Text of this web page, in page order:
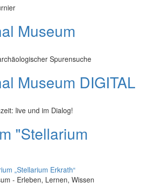
Museum
Spurensuche
Museum DIGITAL
live und im Dialog!
"Stellarium
- Erleben, Lernen, Wissen